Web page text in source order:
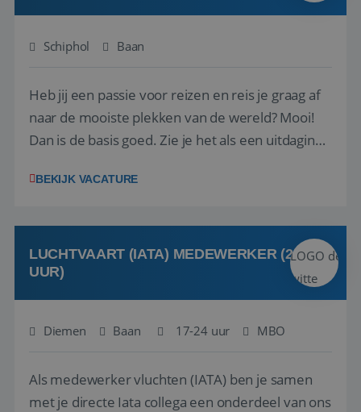
Schiphol Baan
Heb jij een passie voor reizen en reis je graag af
naar de mooiste plekken van de wereld? Mooi!
Dan is de basis goed. Zie je het als een uitdaging
het samenstellen en boeken van de perfecte
deze onderdelen zijn nu samen gevoegd...
BEKIJK VACATURE
LUCHTVAART (IATA) MEDEWERKER (24-32
UUR)
Diemen Baan 17-24 uur MBO
Als medewerker vluchten (IATA) ben je samen
met je directe Iata collega een onderdeel van ons